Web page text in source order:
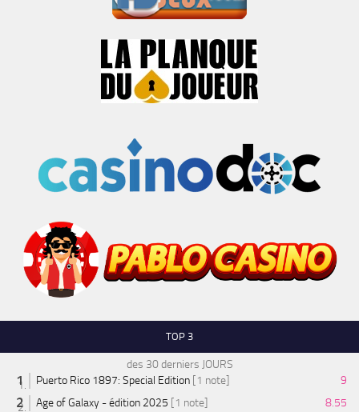
TOP 3
des 30 derniers JOURS
Puerto Rico 1897: Special Edition [1 note]
9
Age of Galaxy - édition 2025 [1 note]
8.55